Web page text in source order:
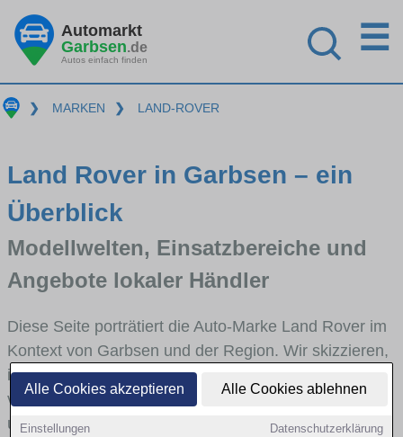
Alle Cookies akzeptieren Alle Cookies ablehnen
Einstellungen Datenschutzerklärung
Automarkt
Garbsen.de
Autos einfach finden
☰
❯ MARKEN ❯ LAND-ROVER
Land Rover in Garbsen – ein
Überblick
Modellwelten, Einsatzbereiche und
Angebote lokaler Händler
Diese Seite porträtiert die Auto-Marke Land Rover im
Kontext von Garbsen und der Region. Wir skizzieren,
in welchen Fahrzeugklassen Land Rover stark
vertreten ist, welche Modellreihen häufig im Stadt-
und Umlandverkehr zu sehen sind und für welche